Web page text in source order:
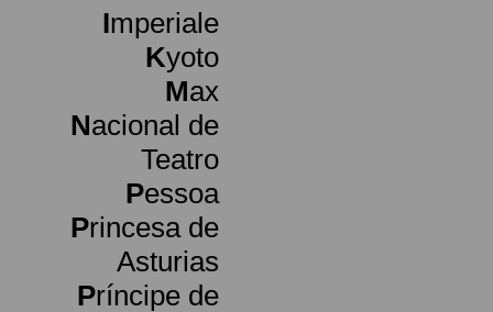
Imperiale
Kyoto
Max
Nacional de
Teatro
Pessoa
Princesa de
Asturias
Príncipe de